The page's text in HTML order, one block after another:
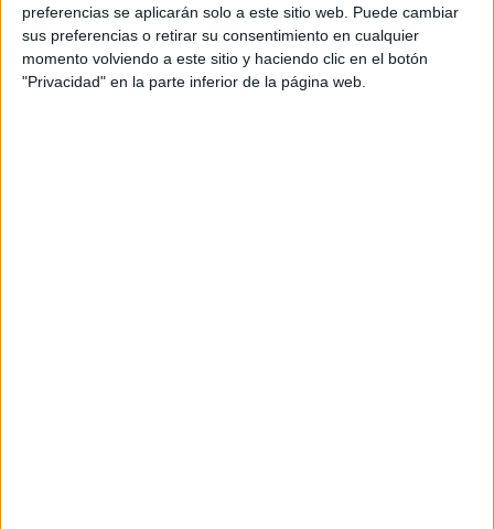
preferencias se aplicarán solo a este sitio web. Puede cambiar
sus preferencias o retirar su consentimiento en cualquier
momento volviendo a este sitio y haciendo clic en el botón
"Privacidad" en la parte inferior de la página web.
recordar mejor los conceptos lingüísticos. Este material
sobre los diferentes tipos de adverbios es una
herramienta valiosa que no solo aborda el conocimiento